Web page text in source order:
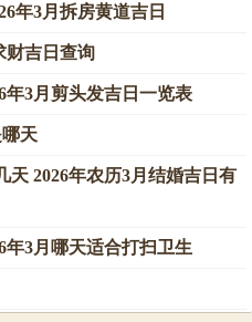
、难忘的见解;能够为自己跟
者与公益活动...
需要像他们相同，注重关注
帮助他们在在这一阶段过的舒
年3月拆房黄道吉日
财吉日查询
年3月剪头发吉日一览表
天
天 2026年农历3月结婚吉日有
年3月哪天适合打扫卫生